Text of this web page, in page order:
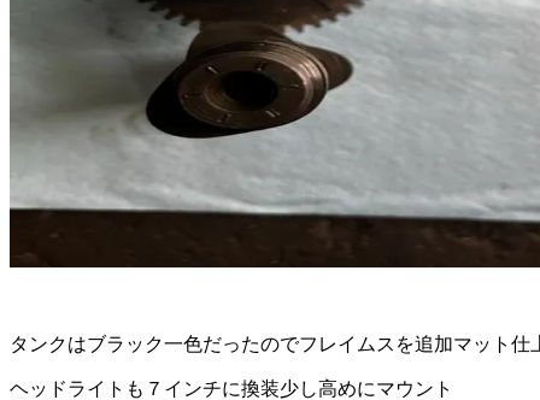
タンクはブラック一色だったのでフレイムスを追加マット仕
ヘッドライトも７インチに換装少し高めにマウント